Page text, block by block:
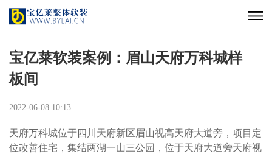
宝亿莱软装案例：眉山天府万科城样
板间
2022-06-08 10:13
天府万科城位于四川天府新区眉山视高天府大道旁，项目定
位改善住宅，集结两湖一山三公园，位于天府大道旁天府视